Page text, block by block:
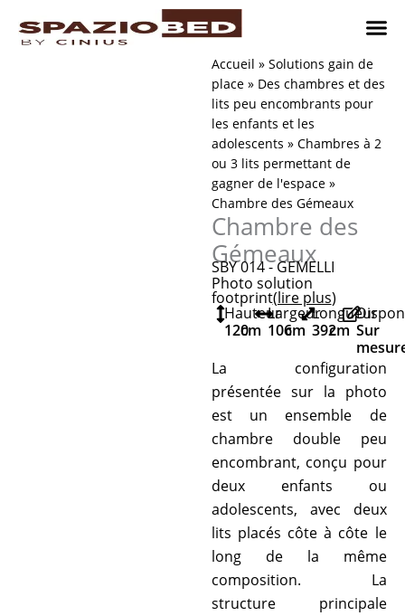
Accueil » Solutions gain de
place» Des chambres et des
lits peu encombrants pour
les enfants et les
adolescents » Chambres à 2
ou 3 lits permettant de
gagner de l'espace»
Chambre des Gémeaux
Chambre des
Gémeaux
SBY 014 - GEMELLI
Photo solution
footprint(lire plus)
Hauteur
120cm
Largeur
106cm
Longueur
392cm Sur
La configuration
présentée sur la photo
est un ensemble de
chambre double peu
encombrant, conçu pour
deux enfants ou
adolescents, avec deux
lits placés côte à côte le
long de la même
composition. La
structure principale